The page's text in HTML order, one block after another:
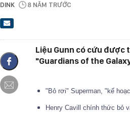
DINK 8 NĂM TRƯỚC
Liệu Gunn có cứu được
"Guardians of the
"Bỏ rơi" Superman, "kế
Henry Cavill chính thức bỏ